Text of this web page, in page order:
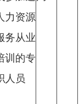
力资源
务从业
训的专
人员